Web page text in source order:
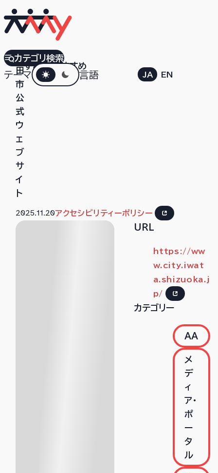
すべておすすめ
テーマダークモード言語 JA EN
カテゴリ検索
磐
田
市
公
式
ウ
ェ
ブ
サ
イ
ト
2025.11.20アクセシビリティーポリシー
URL
https://ww
w.city.iwat
a.shizuoka.j
p/
カテゴリー
AA
メ
デ
ィ
ア・
ポ
ー
タ
ル